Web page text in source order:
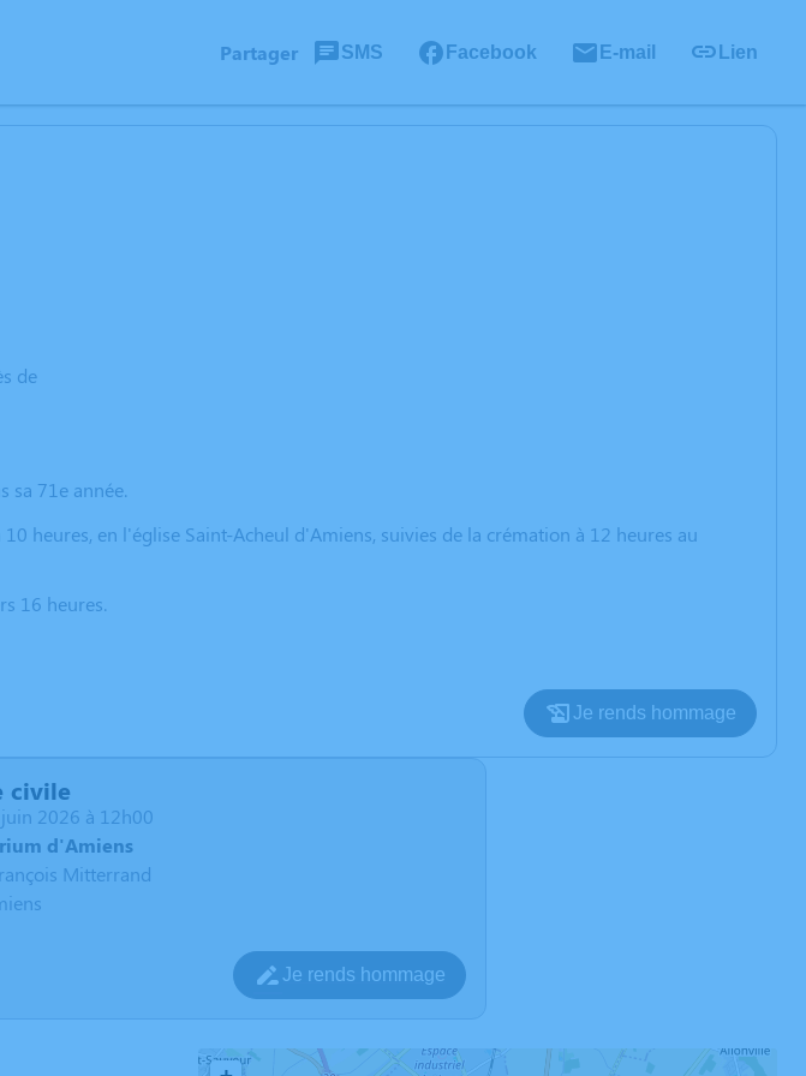
Partager SMS Facebook E-mail Lien
de
sa 71e année.
heures, en l'église Saint-Acheul d'Amiens, suivies de la crémation à 12 heures au
16 heures.
Je rends hommage
civile
juin 2026 à 12h00
d'Amiens
Mitterrand
Je rends hommage